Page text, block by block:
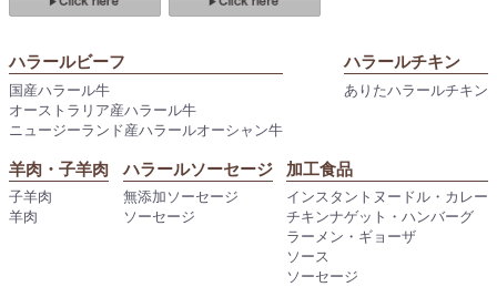
ハラールビーフ
国産ハラール牛
オーストラリア産ハラール牛
ニュージーランド産ハラールオーシャン牛
ハラールチキン
ありたハラールチキン
羊肉・子羊肉
子羊肉
羊肉
ハラールソーセージ
無添加ソーセージ
ソーセージ
加工食品
インスタントヌードル・カレー
チキンナゲット・ハンバーグ
ラーメン・ギョーザ
ソース
ソーセージ